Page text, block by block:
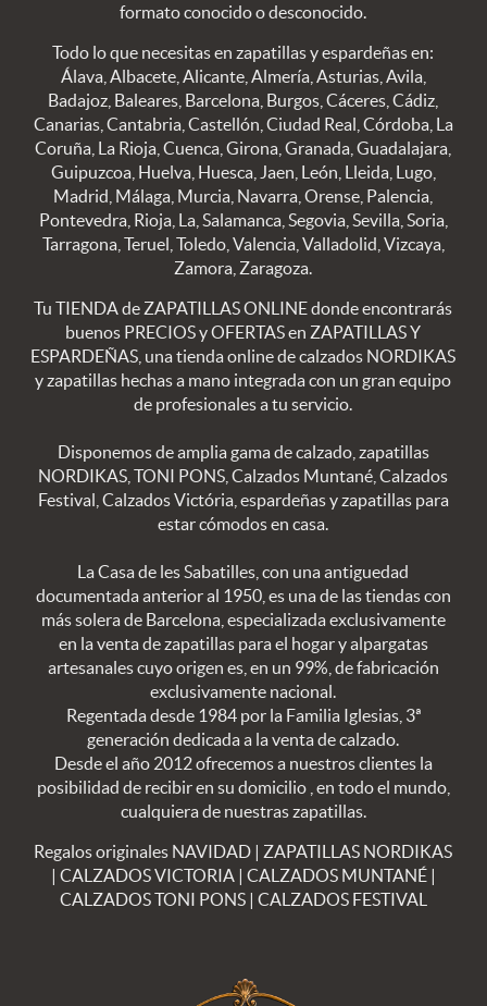
formato conocido o desconocido.
Todo lo que necesitas en zapatillas y espardeñas en:
Álava, Albacete, Alicante, Almería, Asturias, Avila,
Badajoz, Baleares, Barcelona, Burgos, Cáceres, Cádiz,
Canarias, Cantabria, Castellón, Ciudad Real, Córdoba, La
Coruña, La Rioja, Cuenca, Girona, Granada, Guadalajara,
Guipuzcoa, Huelva, Huesca, Jaen, León, Lleida, Lugo,
Madrid, Málaga, Murcia, Navarra, Orense, Palencia,
Pontevedra, Rioja, La, Salamanca, Segovia, Sevilla, Soria,
Tarragona, Teruel, Toledo, Valencia, Valladolid, Vizcaya,
Zamora, Zaragoza.
Tu TIENDA de ZAPATILLAS ONLINE donde encontrarás
buenos PRECIOS y OFERTAS en ZAPATILLAS Y
ESPARDEÑAS, una tienda online de calzados NORDIKAS
y zapatillas hechas a mano integrada con un gran equipo
de profesionales a tu servicio.
Disponemos de amplia gama de calzado, zapatillas
NORDIKAS, TONI PONS, Calzados Muntané, Calzados
Festival, Calzados Victória, espardeñas y zapatillas para
estar cómodos en casa.
La Casa de les Sabatilles, con una antiguedad
documentada anterior al 1950, es una de las tiendas con
más solera de Barcelona, especializada exclusivamente
en la venta de zapatillas para el hogar y alpargatas
artesanales cuyo origen es, en un 99%, de fabricación
exclusivamente nacional.
Regentada desde 1984 por la Familia Iglesias, 3ª
generación dedicada a la venta de calzado.
Desde el año 2012 ofrecemos a nuestros clientes la
posibilidad de recibir en su domicilio , en todo el mundo,
cualquiera de nuestras zapatillas.
Regalos originales NAVIDAD | ZAPATILLAS NORDIKAS
| CALZADOS VICTORIA| CALZADOS MUNTANÉ|
CALZADOS TONI PONS| CALZADOS FESTIVAL